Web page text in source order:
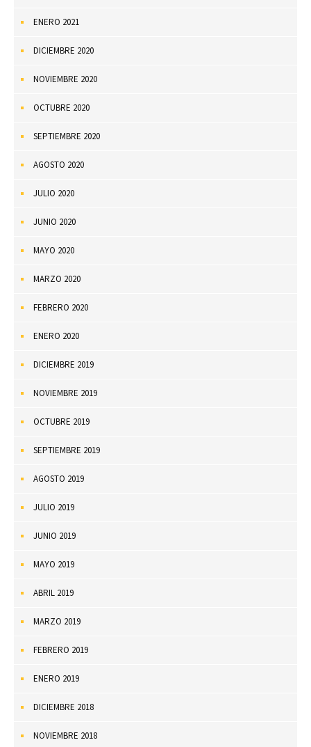
ENERO 2021
DICIEMBRE 2020
NOVIEMBRE 2020
OCTUBRE 2020
SEPTIEMBRE 2020
AGOSTO 2020
JULIO 2020
JUNIO 2020
MAYO 2020
MARZO 2020
FEBRERO 2020
ENERO 2020
DICIEMBRE 2019
NOVIEMBRE 2019
OCTUBRE 2019
SEPTIEMBRE 2019
AGOSTO 2019
JULIO 2019
JUNIO 2019
MAYO 2019
ABRIL 2019
MARZO 2019
FEBRERO 2019
ENERO 2019
DICIEMBRE 2018
NOVIEMBRE 2018